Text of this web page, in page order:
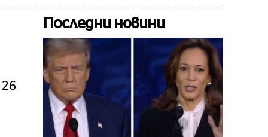
26
Последни новини